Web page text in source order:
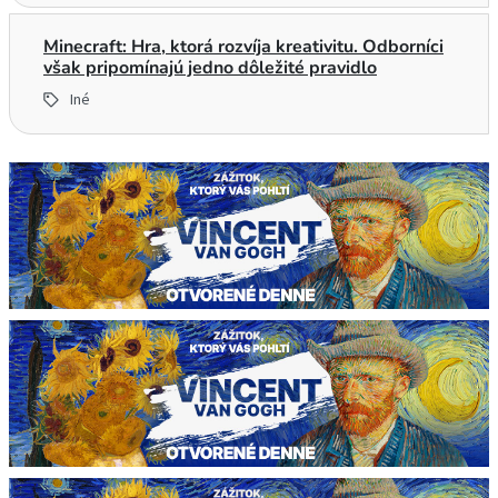
Minecraft: Hra, ktorá rozvíja kreativitu. Odborníci
však pripomínajú jedno dôležité pravidlo
Iné